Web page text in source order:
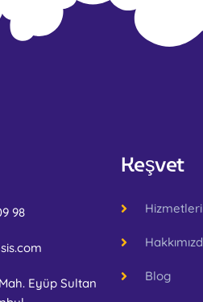
98
Eyüp Sultan
Keşvet
Blog